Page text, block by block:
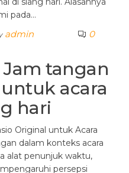
pada…
admin 0
tangan
acara
hari
Original untuk Acara
dalam konteks acara
alat penunjuk waktu,
persepsi